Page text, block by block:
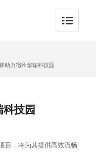
助力宿州华瑞科技园
科技园
目，将为其提供高效流畅